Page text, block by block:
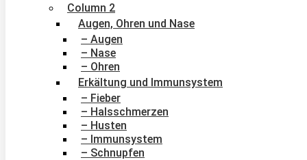
Column 2
Augen, Ohren und Nase
– Augen
– Nase
– Ohren
Erkältung und Immunsystem
– Fieber
– Halsschmerzen
– Husten
– Immunsystem
– Schnupfen